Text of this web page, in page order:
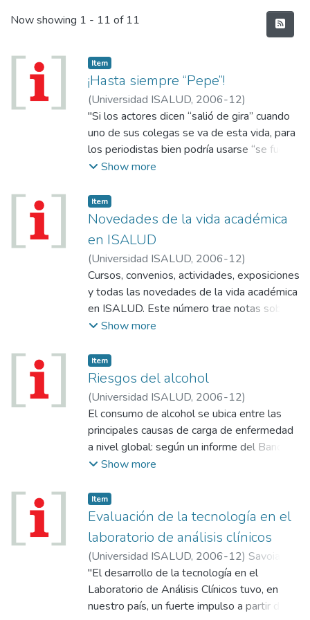
Recent Submissions
Now showing 1 - 11 of 11
Item
¡Hasta siempre “Pepe”!
(Universidad ISALUD, 2006-12)
"Si los actores dicen “salió de gira” cuando
uno de sus colegas se va de esta vida, para
los periodistas bien podría usarse “se fue
de corresponsal”."
Show more
Item
Novedades de la vida académica
en ISALUD
(Universidad ISALUD, 2006-12)
Cursos, convenios, actividades, exposiciones
y todas las novedades de la vida académica
en ISALUD. Este número trae notas sobre:
Savino vicepresidente; Carta de lectores;
Módulo internacional; Becas de
investigación 2006.
Show more
Item
Riesgos del alcohol
(Universidad ISALUD, 2006-12)
El consumo de alcohol se ubica entre las
principales causas de carga de enfermedad
a nivel global: según un informe del Banco
Mundial, las enfermedades relacionadas con
de los años de vida ajustados por
discapacidad (AVAD).
Show more
Item
Evaluación de la tecnología en el
laboratorio de análisis clínicos
(Universidad ISALUD, 2006-12) Savoia,
Noemí
"El desarrollo de la tecnología en el
Laboratorio de Análisis Clínicos tuvo, en
nuestro país, un fuerte impulso a partir de la